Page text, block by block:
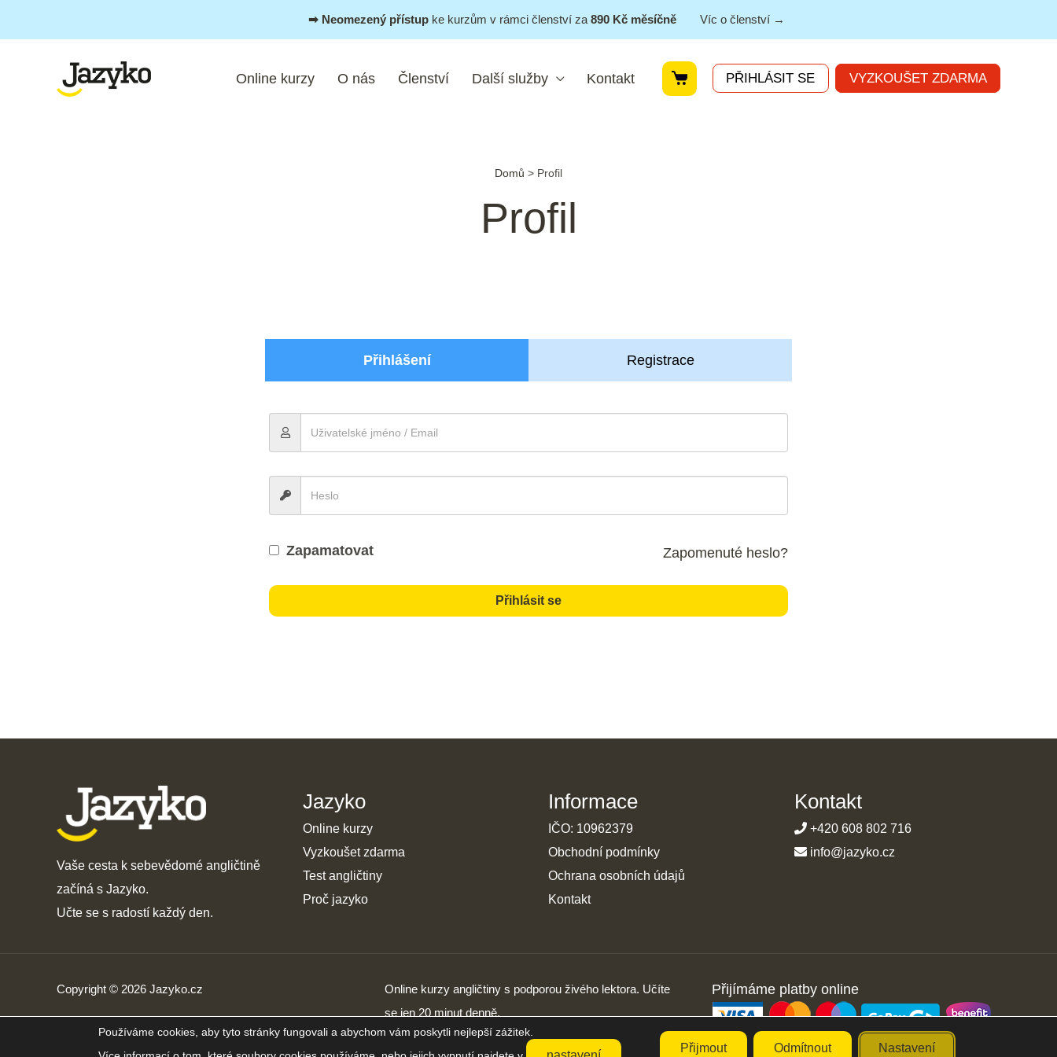
➡︎ Neomezený přístupke kurzům v rámci členství za 890 Kč měsíčně Víc o členství →
Online kurzy O nás Členství Další služby Kontakt PŘIHLÁSIT SE VYZKOUŠET ZDARMA
Domů > Profil
Profil
Přihlášení Registrace
Zapamatovat Zapomenuté heslo?
Přihlásit se
Vaše cesta k sebevědomé angličtině
začíná s Jazyko.
Učte se s radostí každý den.
Jazyko
Online kurzy
Vyzkoušet zdarma
Test angličtiny
Proč jazyko
Informace
IČO: 10962379
Obchodní podmínky
Ochrana osobních údajů
Kontakt
Kontakt
+420 608 802 716
info@jazyko.cz
Copyright © 2026 Jazyko.cz
Online kurzy angličtiny s podporou živého lektora. Učíte
se jen 20 minut denně.
Přijímáme platby online
Používáme cookies, aby tyto stránky fungovali a abychom vám poskytli nejlepší zážitek.
Přijmout Odmítnout Nastavení